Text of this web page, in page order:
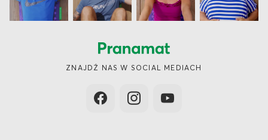
ZNAJDŹ NAS W SOCIAL MEDIACH